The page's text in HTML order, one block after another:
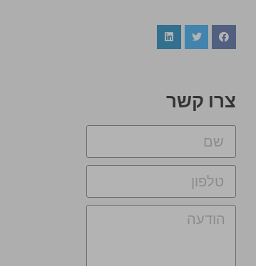
צרו קשר